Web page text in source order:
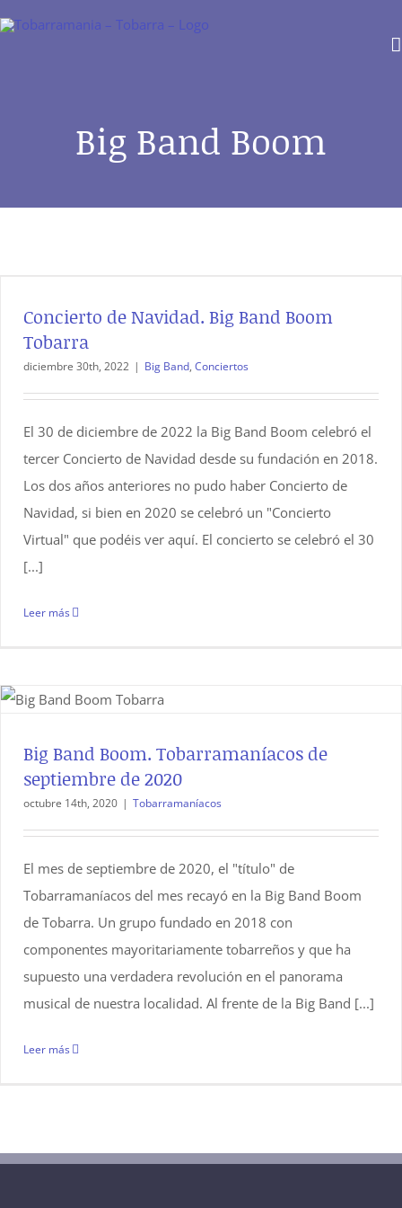
Big Band Boom
Concierto de Navidad. Big Band Boom
Tobarra
diciembre 30th, 2022 | Big Band, Conciertos
El 30 de diciembre de 2022 la Big Band Boom celebró el
tercer Concierto de Navidad desde su fundación en 2018.
Los dos años anteriores no pudo haber Concierto de
Navidad, si bien en 2020 se celebró un "Concierto
Virtual" que podéis ver aquí. El concierto se celebró el 30
[...]
Leer más
Big Band Boom. Tobarramaníacos de
septiembre de 2020
octubre 14th, 2020 | Tobarramaníacos
El mes de septiembre de 2020, el "título" de
Tobarramaníacos del mes recayó en la Big Band Boom
de Tobarra. Un grupo fundado en 2018 con
componentes mayoritariamente tobarreños y que ha
supuesto una verdadera revolución en el panorama
musical de nuestra localidad. Al frente de la Big Band [...]
Leer más